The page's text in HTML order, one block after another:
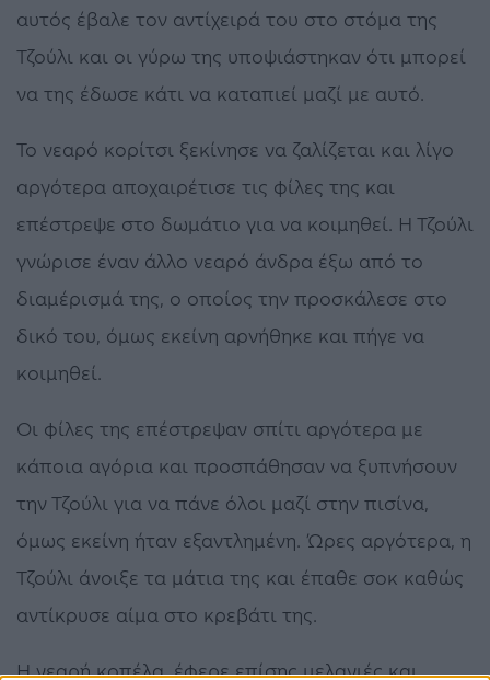
αυτός έβαλε τον αντίχειρά του στο στόμα της
Τζούλι και οι γύρω της υποψιάστηκαν ότι μπορεί
να της έδωσε κάτι να καταπιεί μαζί με αυτό.
Το νεαρό κορίτσι ξεκίνησε να ζαλίζεται και λίγο
αργότερα αποχαιρέτισε τις φίλες της και
επέστρεψε στο δωμάτιο για να κοιμηθεί. Η Τζούλι
γνώρισε έναν άλλο νεαρό άνδρα έξω από το
διαμέρισμά της, ο οποίος την προσκάλεσε στο
δικό του, όμως εκείνη αρνήθηκε και πήγε να
κοιμηθεί.
Οι φίλες της επέστρεψαν σπίτι αργότερα με
κάποια αγόρια και προσπάθησαν να ξυπνήσουν
την Τζούλι για να πάνε όλοι μαζί στην πισίνα,
όμως εκείνη ήταν εξαντλημένη. Ώρες αργότερα, η
Τζούλι άνοιξε τα μάτια της και έπαθε σοκ καθώς
αντίκρυσε αίμα στο κρεβάτι της.
Η νεαρή κοπέλα, έφερε επίσης μελανιές και